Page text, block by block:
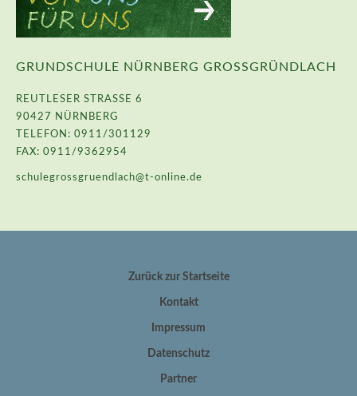
GRUNDSCHULE NÜRNBERG GROSSGRÜNDLACH
REUTLESER STRASSE 6
90427 NÜRNBERG
TELEFON: 0911/301129
FAX: 0911/9362954
schulegrossgruendlach@t-online.de
Zurück zur Startseite
Kontakt
Impressum
Datenschutz
Partner